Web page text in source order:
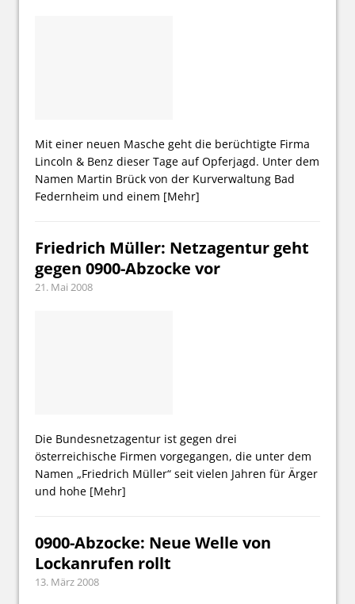
Mit einer neuen Masche geht die berüchtigte Firma
Lincoln & Benz dieser Tage auf Opferjagd. Unter dem
Namen Martin Brück von der Kurverwaltung Bad
Federnheim und einem [Mehr]
Friedrich Müller: Netzagentur geht
gegen 0900-Abzocke vor
21. Mai 2008
Die Bundesnetzagentur ist gegen drei
österreichische Firmen vorgegangen, die unter dem
Namen „Friedrich Müller“ seit vielen Jahren für Ärger
und hohe [Mehr]
0900-Abzocke: Neue Welle von
Lockanrufen rollt
13. März 2008